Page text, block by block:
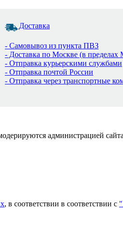
Доставка
- Самовывоз из пункта ПВЗ
- Доставка по Москве (в
- Отправка курьерскими службами
- Отправка почтой России
- Отправка через транспортные
администрацией
, в соответствии в соответствии с